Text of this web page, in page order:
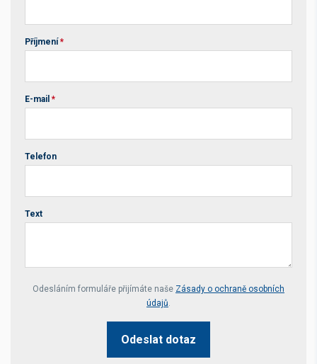
Příjmení *
E-mail *
Telefon
Text
Your website *
Odesláním formuláře přijímáte naše Zásady o ochraně osobních
údajů.
Odeslat dotaz